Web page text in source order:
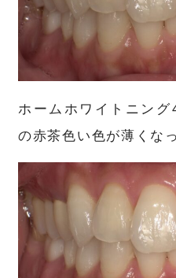
ホームホワイトニン
の赤茶色い色が薄くな